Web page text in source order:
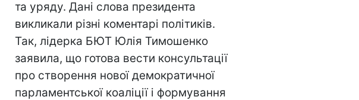
та уряду. Дані слова президента
викликали різні коментарі політиків.
Так, лідерка БЮТ Юлія Тимошенко
заявила, що готова вести консультації
про створення нової демократичної
парламентської коаліції і формування